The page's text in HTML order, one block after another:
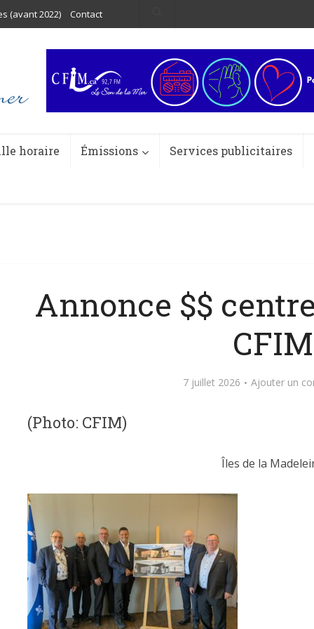
(avant 2022) Contact
horaire Émissions Services publicitaires
Annonce $$
CFIM
7 juillet 2026 Ajouter un
(Photo: CFIM)
Îles de la